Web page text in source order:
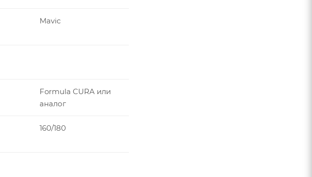
Mavic
Formula CURA или
аналог
160/180